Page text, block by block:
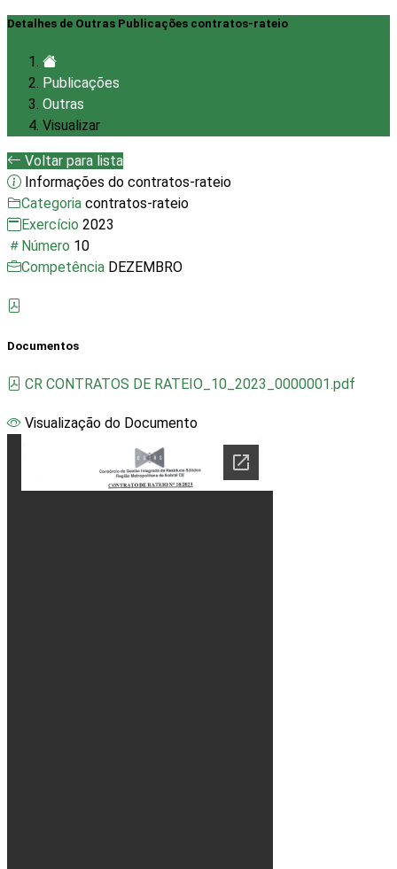
Detalhes de Outras Publicações contratos-rateio
Publicações
Outras
Visualizar
Voltar para lista
Informações do contratos-rateio
Categoria contratos-rateio
Exercício 2023
Número 10
Competência DEZEMBRO
Documentos
CR CONTRATOS DE RATEIO_10_2023_0000001.pdf
Visualização do Documento